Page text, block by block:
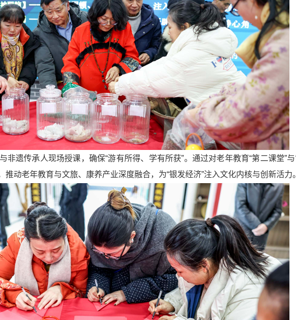
遗传承人现场授课，确保“游有所得、学有所获”。通过对老年教育“第二课堂”
动老年教育与文旅、康养产业深度融合，为“银发经济”注入文化内核与创新活力。